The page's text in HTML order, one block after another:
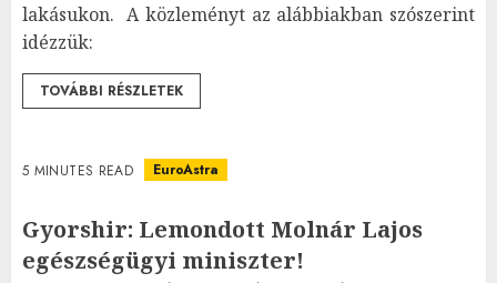
lakásukon. A közleményt az alábbiakban szószerint
idézzük:
TOVÁBBI RÉSZLETEK
5 MINUTES READ EuroAstra
Gyorshir: Lemondott Molnár Lajos
egészségügyi miniszter!